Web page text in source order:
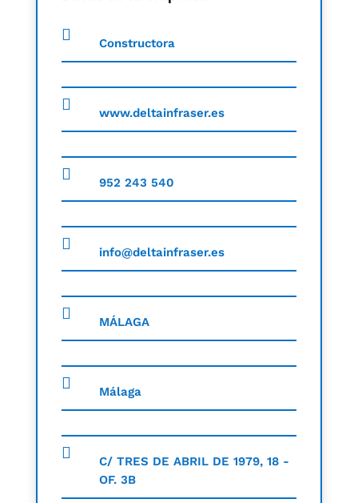
Constructora
www.deltainfraser.es
952 243 540
info@deltainfraser.es
MÁLAGA
Málaga
C/ TRES DE ABRIL DE 1979, 18 -
OF. 3B